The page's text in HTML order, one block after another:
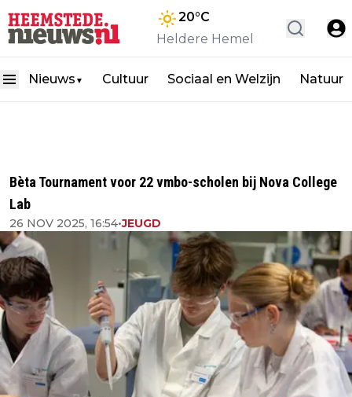
20°C
Heldere Hemel
Nieuws ▼ Cultuur Sociaal en Welzijn Natuur
Bèta Tournament voor 22 vmbo-scholen bij Nova College
Lab
26 NOV 2025, 16:54•JEUGD